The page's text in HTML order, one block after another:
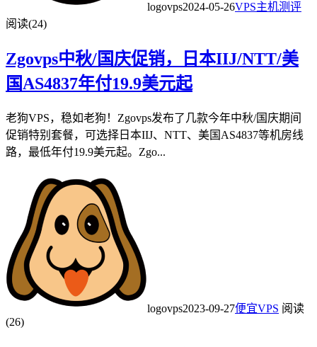
logovps2024-05-26VPS主机测评
阅读(24)
Zgovps中秋/国庆促销，日本IIJ/NTT/美
国AS4837年付19.9美元起
老狗VPS，稳如老狗！Zgovps发布了几款今年中秋/国庆期间
促销特别套餐，可选择日本IIJ、NTT、美国AS4837等机房线
路，最低年付19.9美元起。Zgo...
logovps2023-09-27便宜VPS 阅读
(26)